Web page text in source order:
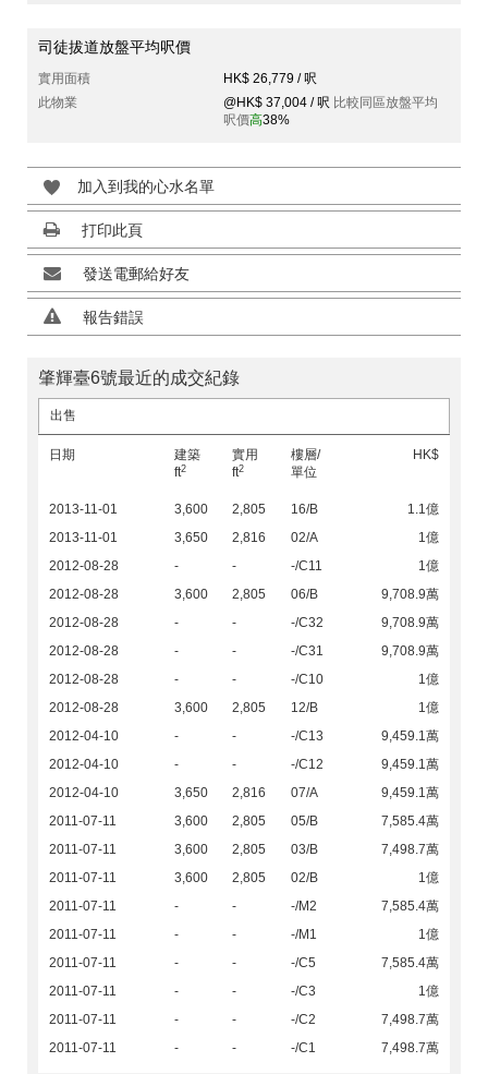
司徒拔道放盤平均呎價
實用面積
HK$ 26,779 / 呎
此物業
@HK$ 37,004 / 呎 比較同區放盤平均
呎價高38%
加入到我的心水名單
打印此頁
發送電郵給好友
報告錯誤
肇輝臺6號最近的成交紀錄
出售
日期
建築
ft2
實用
ft2
樓層/
單位
HK$
2013-11-01 3,600 2,805 16/B
1.1億
2013-11-01
3,650 2,816 02/A
1億
2012-08-28
- - -/C11
1億
2012-08-28
3,600 2,805 06/B
9,708.9萬
2012-08-28
- - -/C32
9,708.9萬
2012-08-28
- - -/C31
9,708.9萬
2012-08-28
- - -/C10
1億
2012-08-28
3,600 2,805 12/B
1億
2012-04-10
- - -/C13
9,459.1萬
2012-04-10
- - -/C12
9,459.1萬
2012-04-10
3,650 2,816 07/A
9,459.1萬
2011-07-11
3,600 2,805 05/B
7,585.4萬
2011-07-11
3,600 2,805 03/B
7,498.7萬
2011-07-11
3,600 2,805 02/B
1億
2011-07-11
- - -/M2
7,585.4萬
2011-07-11
- - -/M1
1億
2011-07-11
- - -/C5
7,585.4萬
2011-07-11
- - -/C3
1億
2011-07-11
- - -/C2
7,498.7萬
2011-07-11
- - -/C1 7,498.7萬